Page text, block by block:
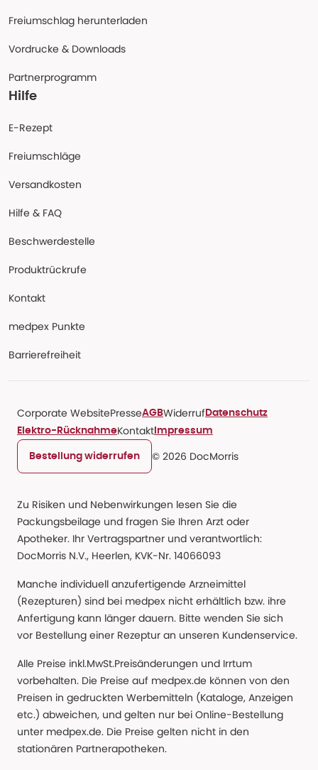
Freiumschlag herunterladen
Vordrucke & Downloads
Partnerprogramm
Hilfe
E-Rezept
Freiumschläge
Versandkosten
Hilfe & FAQ
Beschwerdestelle
Produktrückrufe
Kontakt
medpex Punkte
Barrierefreiheit
Corporate WebsitePresseAGBWiderruf Datenschutz
Elektro-RücknahmeKontakt Impressum
Bestellung widerrufen © 2026 DocMorris
Zu Risiken und Nebenwirkungen lesen Sie die
Packungsbeilage und fragen Sie Ihren Arzt oder
Apotheker. Ihr Vertragspartner und verantwortlich:
DocMorris N.V., Heerlen, KVK-Nr. 14066093
Manche individuell anzufertigende Arzneimittel
(Rezepturen) sind bei medpex nicht erhältlich bzw. ihre
Anfertigung kann länger dauern. Bitte wenden Sie sich
vor Bestellung einer Rezeptur an unseren Kundenservice.
Alle Preise inkl.MwSt.Preisänderungen und Irrtum
vorbehalten. Die Preise auf medpex.de können von den
Preisen in gedruckten Werbemitteln (Kataloge, Anzeigen
etc.) abweichen, und gelten nur bei Online-Bestellung
unter medpex.de. Die Preise gelten nicht in den
stationären Partnerapotheken.